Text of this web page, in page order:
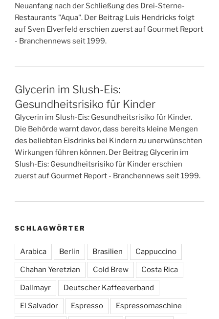
Neuanfang nach der Schließung des Drei-Sterne-
Restaurants "Aqua". Der Beitrag Luis Hendricks folgt
auf Sven Elverfeld erschien zuerst auf Gourmet Report
- Branchennews seit 1999.
Glycerin im Slush-Eis:
Gesundheitsrisiko für Kinder
Glycerin im Slush-Eis: Gesundheitsrisiko für Kinder.
Die Behörde warnt davor, dass bereits kleine Mengen
des beliebten Eisdrinks bei Kindern zu unerwünschten
Wirkungen führen können. Der Beitrag Glycerin im
Slush-Eis: Gesundheitsrisiko für Kinder erschien
zuerst auf Gourmet Report - Branchennews seit 1999.
SCHLAGWÖRTER
Arabica Berlin Brasilien Cappuccino
Chahan Yeretzian Cold Brew Costa Rica
Dallmayr Deutscher Kaffeeverband
El Salvador Espresso Espressomaschine